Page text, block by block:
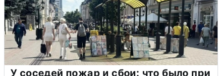
У соседей пожар и сбои: что было при